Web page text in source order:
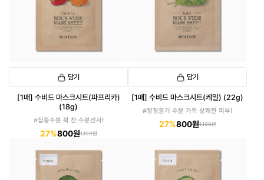
담기
[1매] 수비드 마스크시트(파프리카)
(18g)
#집중수분 꽉 찬 수분선사!
27%800원1,100원
담기
[1매] 수비드 마스크시트(케일) (22g)
#청정윤기 수분 가득 상쾌한 피부!
27%800원1,100원